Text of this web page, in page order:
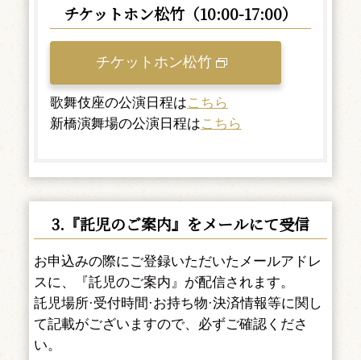
チケットホン松竹（10:00-17:00）
チケットホン松竹
歌舞伎座の公演日程はこちら
新橋演舞場の公演日程はこちら
3.『託児のご案内』をメールにて受信
お申込みの際にご登録いただいたメールアドレ
スに、『託児のご案内』が配信されます。
託児場所·受付時間·お持ち物·決済情報等に関し
て記載がございますので、必ずご確認くださ
い。